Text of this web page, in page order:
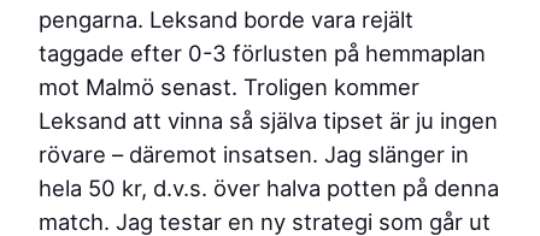
pengarna. Leksand borde vara rejält
taggade efter 0-3 förlusten på hemmaplan
mot Malmö senast. Troligen kommer
Leksand att vinna så själva tipset är ju ingen
rövare – däremot insatsen. Jag slänger in
hela 50 kr, d.v.s. över halva potten på denna
match. Jag testar en ny strategi som går ut